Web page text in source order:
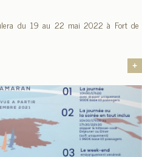
du 19 au 22 mai 2022 à Fort de
+